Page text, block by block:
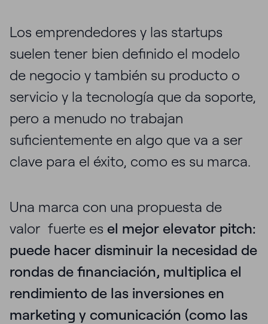
Los emprendedores y las startups
suelen tener bien definido el modelo
de negocio y también su producto o
servicio y la tecnología que da soporte,
pero a menudo no trabajan
suficientemente en algo que va a ser
clave para el éxito, como es su marca.
Una marca con una propuesta de
valor fuerte es el mejor elevator pitch:
puede hacer disminuir la necesidad de
rondas de financiación, multiplica el
rendimiento de las inversiones en
marketing y comunicación (como las